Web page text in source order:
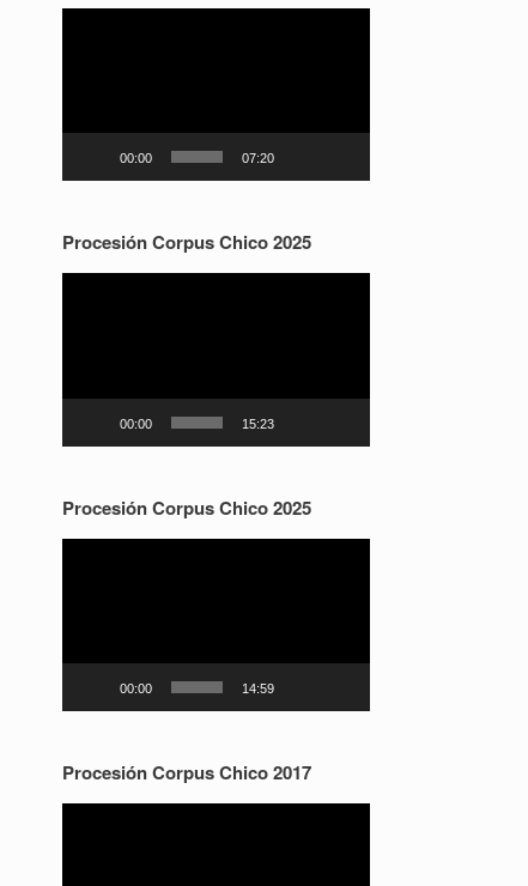
00:00 07:20
Procesión Corpus Chico 2025
00:00 15:23
Procesión Corpus Chico 2025
00:00 14:59
Procesión Corpus Chico 2017